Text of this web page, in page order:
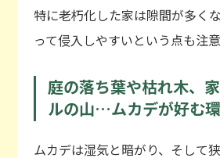
特に老朽化した家は隙間が多く
って侵入しやすいという点も注意
庭の落ち葉や枯れ木、
ルの山…ムカデが好む
ムカデは湿気と暗がり、そして